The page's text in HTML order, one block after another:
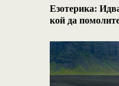
Езотерика:
кой да